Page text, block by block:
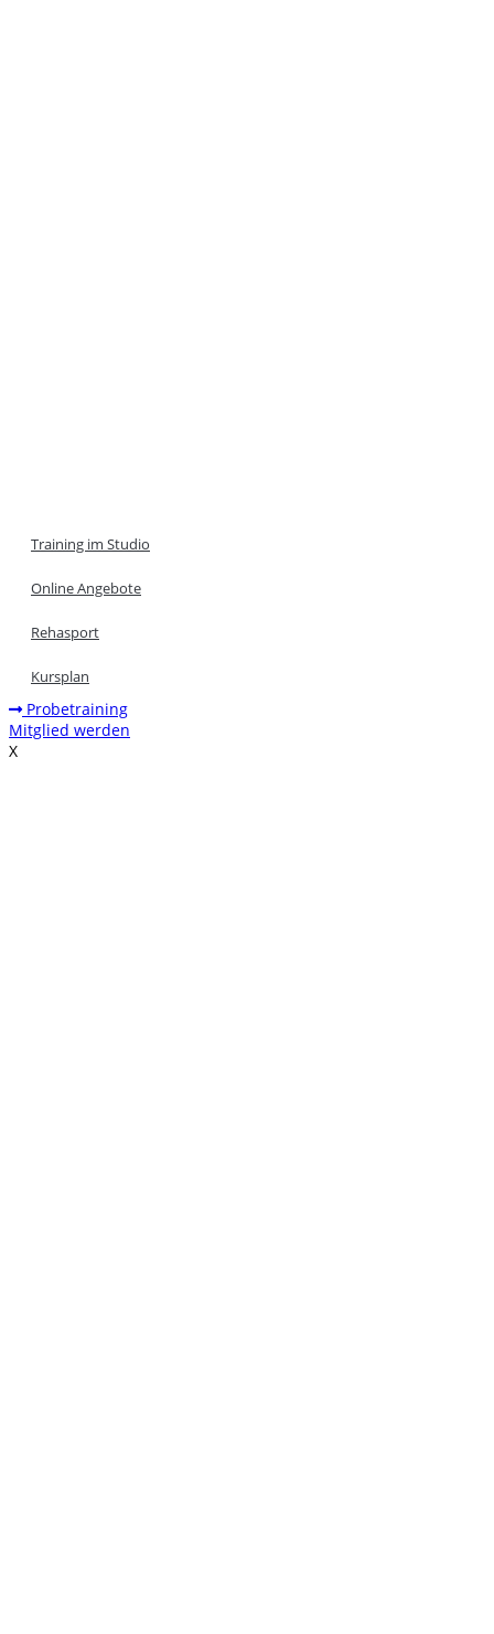
Training im Studio
Online Angebote
Rehasport
Kursplan
Probetraining
Mitglied werden
X